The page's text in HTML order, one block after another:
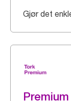
Gjør det
Premium